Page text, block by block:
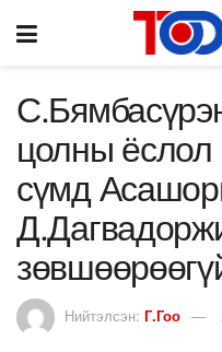
цолны
сүмд
Нийтэлсэн: Г.Гоо